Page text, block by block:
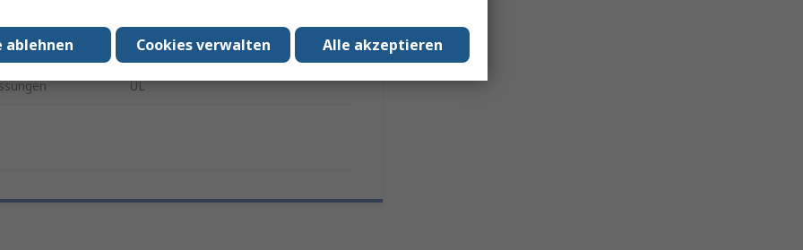
100
UL
Alle akzeptieren
Cookies verwalten
ablehnen